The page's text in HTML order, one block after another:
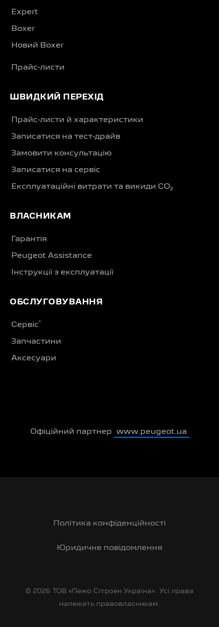
Expert
Boxer
Новий Boxer
Прайс-листи
ШВИДКИЙ ПЕРЕХІД
Прайс-листи й характеристики
Записатися на тест-драйв
Замовити консультацію
Записатися на сервіс
Експлуатаційні витрати та викиди CO₂
ВЛАСНИКАМ
Гарантія
Peugeot Assistance
Інструкції з експлуатації
ОБСЛУГОВУВАННЯ
Сервіс®
Запчастини
Аксесуари
Офіційний партнер www.peugeot.ua
Політика конфіденційності
Юридичне повідомлення
© 2026 ТОВ «Пежо Сітроен Україна». Усі права
належать правовласникам.